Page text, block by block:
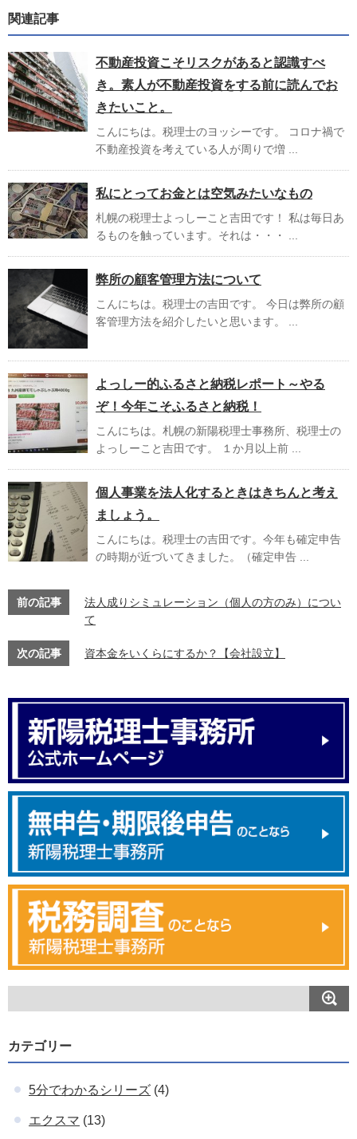
関連記事
不動産投資こそリスクがあると認識すべ
き。素人が不動産投資をする前に読んでお
きたいこと。
こんにちは。税理士のヨッシーです。 コロナ禍で
不動産投資を考えている人が周りで増 ...
私にとってお金とは空気みたいなもの
札幌の税理士よっしーこと吉田です！ 私は毎日あ
るものを触っています。それは・・・ ...
弊所の顧客管理方法について
こんにちは。税理士の吉田です。 今日は弊所の顧
客管理方法を紹介したいと思います。 ...
よっしー的ふるさと納税レポート～やる
ぞ！今年こそふるさと納税！
こんにちは。札幌の新陽税理士事務所、税理士の
よっしーこと吉田です。 １か月以上前 ...
個人事業を法人化するときはきちんと考え
ましょう。
こんにちは。税理士の吉田です。今年も確定申告
の時期が近づいてきました。（確定申告 ...
前の記事
法人成りシミュレーション（個人の方のみ）につい
て
次の記事 資本金をいくらにするか？【会社設立】
カテゴリー
5分でわかるシリーズ (4)
エクスマ (13)